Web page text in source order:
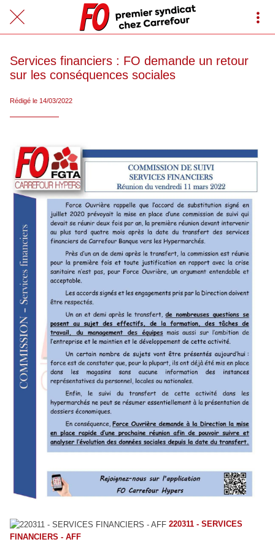
Services financiers : FO demande un retour
sur les conséquences sociales
Rédigé le 14/03/2022
220311 - SERVICES
FINANCIERS - AFF